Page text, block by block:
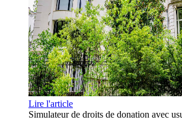
Lire l'article
Simulateur de droits de donation avec